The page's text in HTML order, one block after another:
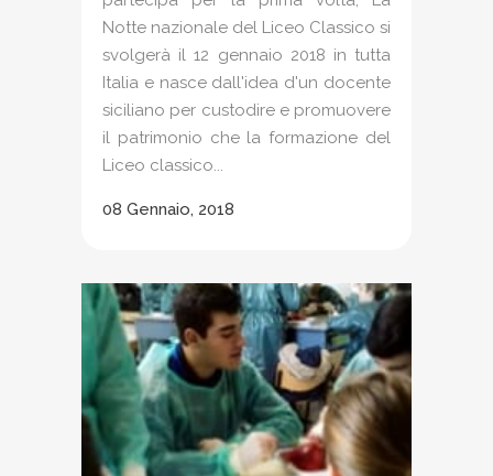
Notte nazionale del Liceo Classico si
svolgerà il 12 gennaio 2018 in tutta
Italia e nasce dall'idea d'un docente
siciliano per custodire e promuovere
il patrimonio che la formazione del
Liceo classico...
08 Gennaio, 2018